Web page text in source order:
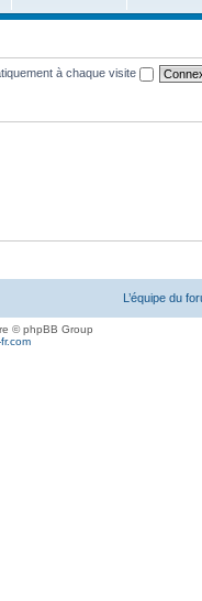
à chaque visite
L’équipe du
© phpBB Group